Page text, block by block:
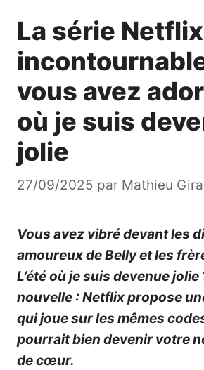
La série Netflix
vous avez
où je suis
jolie
27/09/2025 par Mathieu
Vous avez vibré devant les
amoureux de Belly et les
L’été où je suis devenue jolie
nouvelle : Netflix propose
qui joue sur les mêmes
pourrait bien devenir votre
de cœur.